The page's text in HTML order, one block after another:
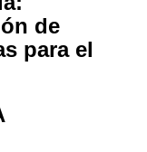
de
para el